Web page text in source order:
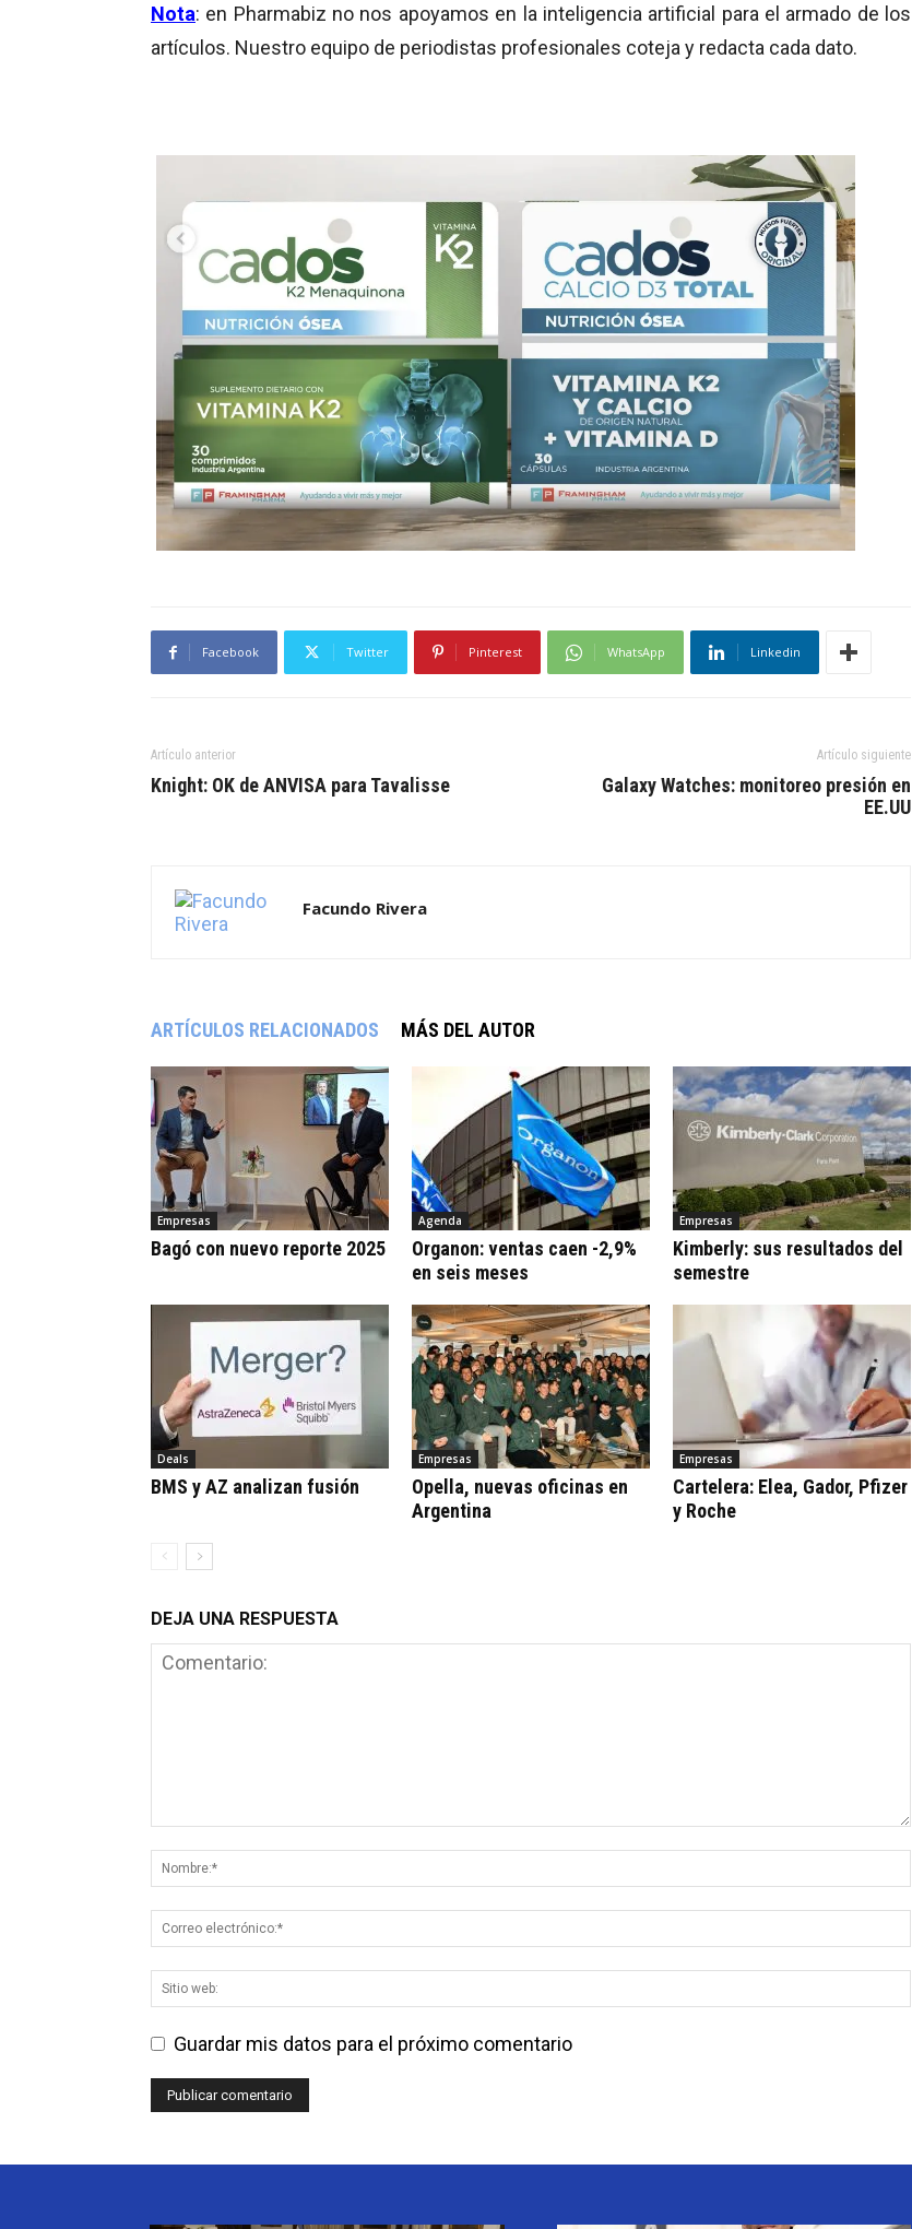
Nota: en Pharmabiz no nos apoyamos en la inteligencia artificial para el armado de los
artículos. Nuestro equipo de periodistas profesionales coteja y redacta cada dato.
Facebook Twitter Pinterest WhatsApp Linkedin
Artículo anterior
Knight: OK de ANVISA para Tavalisse
Artículo siguiente
Galaxy Watches: monitoreo presión en
EE.UU
Facundo Rivera
ARTÍCULOS RELACIONADOS MÁS DEL AUTOR
Empresas
Bagó con nuevo reporte 2025
Agenda
Organon: ventas caen -2,9%
en seis meses
Empresas
Kimberly: sus resultados del
semestre
Deals
BMS y AZ analizan fusión
Empresas
Opella, nuevas oficinas en
Argentina
Empresas
Cartelera: Elea, Gador, Pfizer
y Roche
DEJA UNA RESPUESTA
Guardar mis datos para el próximo comentario